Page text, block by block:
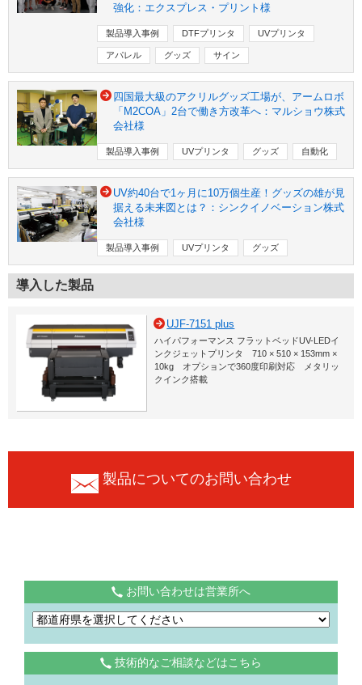
強化：エクスプレス・プリント様
製品導入事例 DTFプリンタ UVプリンタ
アパレル グッズ サイン
四国最大級のアクリルグッズ工場が、アームロボ
「M2COA」2台で働き方改革へ：マルショウ株式
会社様
製品導入事例 UVプリンタ グッズ 自動化
UV約40台で1ヶ月に10万個生産！グッズの雄が見
据える未来図とは？：シンクイノベーション株式
会社様
製品導入事例 UVプリンタ グッズ
導入した製品
UJF-7151 plus
ハイパフォーマンス フラットベッドUV-LEDイ
ンクジェットプリンタ 710 × 510 × 153mm ×
10kg オプションで360度印刷対応 メタリッ
クインク搭載
製品についてのお問い合わせ
お問い合わせは営業所へ
技術的なご相談などはこちら